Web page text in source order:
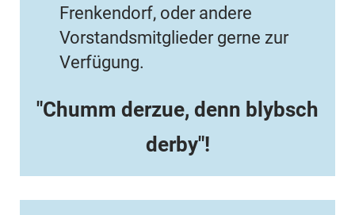
Frenkendorf, oder andere
Vorstandsmitglieder gerne zur
Verfügung.
"Chumm derzue, denn blybsch
derby"!